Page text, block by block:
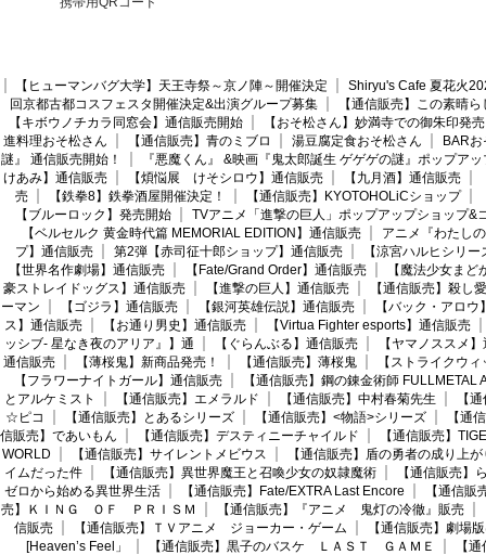
【ヒューマンバグ大学】天王寺祭～京ノ陣～開催決定
Shiryu's Cafe 夏花火
回京都古都コスフェスタ開催決定&出演グループ募集
【通信販売】この素晴
【キボウノチカラ同窓会】通信販売開始
【おそ松さん】妙満寺での御朱印発売
進料理おそ松さん
【通信販売】青のミブロ 湯豆腐定食おそ松さん
BAR
謎』 通信販売開始！
『悪魔くん』 &映画『鬼太郎誕生 ゲゲゲの謎』ポップア
けあみ】通信販売
【煩悩展 けそシロウ】通信販売 【九月酒】通信販売
売
【鉄拳8】鉄拳酒屋開催決定！ 【通信販売】KYOTOHOLiCショップ
【ブルーロック】発売開始
TVアニメ「進撃の巨人」ポップアップショップ&
【ベルセルク 黄金時代篇 MEMORIAL EDITION】通信販売
アニメ『わたし
プ】通信販売
第2弾【赤司征十郎ショップ】通信販売
【涼宮ハルヒシリ
【世界名作劇場】通信販売
【Fate/Grand Order】通信販売
【魔法少女ま
豪ストレイドッグス】通信販売
【進撃の巨人】通信販売
【通信販売】殺し愛
ーマン
【ゴジラ】通信販売 【銀河英雄伝説】通信販売
【バック・アロウ
ス】通信販売
【お通り男史】通信販売
【Virtua Fighter esports】通信販売
ッシブ- 星なき夜のアリア』】通
【ぐらんぶる】通信販売
【ヤマノススメ
通信販売
【薄桜鬼】新商品発売！ 【通信販売】薄桜鬼
【ストライクウ
【フラワーナイトガール】通信販売
【通信販売】鋼の錬金術師 FULLMETAL
とアルケミスト
【通信販売】エメラルド 【通信販売】中村春菊先生
【
☆ピコ
【通信販売】とあるシリーズ 【通信販売】<物語>シリーズ
【通
信販売】であいもん
【通信販売】デスティニーチャイルド
【通信販売】
WORLD
【通信販売】サイレントメビウス
【通信販売】盾の勇者の成り上が
イムだった件
【通信販売】異世界魔王と召喚少女の奴隷魔術
【通信販売】
ゼロから始める異世界生活
【通信販売】Fate/EXTRA Last Encore
【通信
売】ＫＩＮＧ ＯＦ ＰＲＩＳＭ
【通信販売】『アニメ 鬼灯の冷徹』販売
信販売
【通信販売】ＴＶアニメ ジョーカー・ゲーム
【通信販売】劇場
[Heaven’s Feel」
【通信販売】黒子のバスケ ＬＡＳＴ ＧＡＭＥ
【